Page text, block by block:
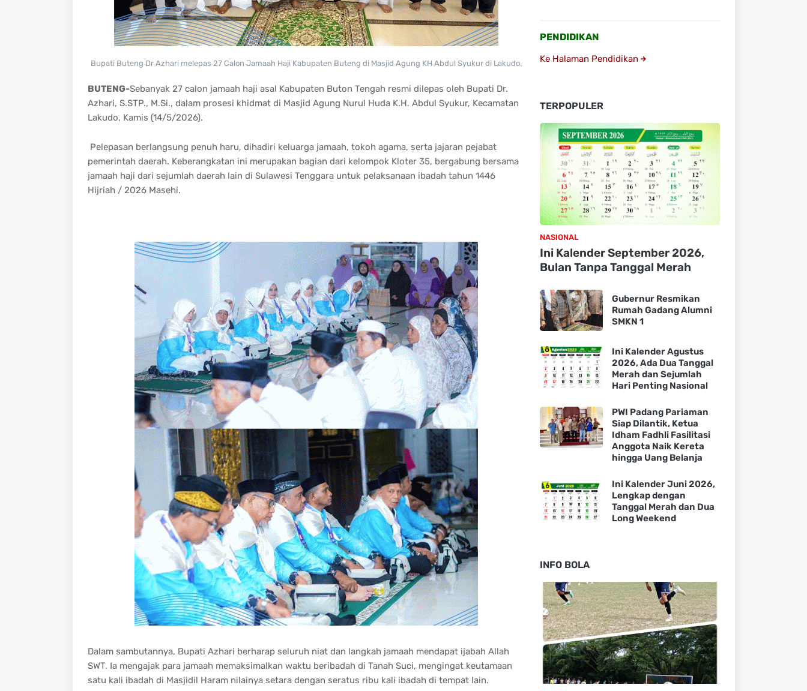
Bupati Buteng Dr Azhari melepas 27 Calon Jamaah Haji Kabupaten Buteng di Masjid Agung KH Abdul Syukur di Lakudo.
BUTENG-Sebanyak 27 calon jamaah haji asal Kabupaten Buton Tengah resmi dilepas oleh Bupati Dr.
Azhari, S.STP., M.Si., dalam prosesi khidmat di Masjid Agung Nurul Huda K.H. Abdul Syukur, Kecamatan
Lakudo, Kamis (14/5/2026).
Pelepasan berlangsung penuh haru, dihadiri keluarga jamaah, tokoh agama, serta jajaran pejabat
pemerintah daerah. Keberangkatan ini merupakan bagian dari kelompok Kloter 35, bergabung bersama
jamaah haji dari sejumlah daerah lain di Sulawesi Tenggara untuk pelaksanaan ibadah tahun 1446
Hijriah / 2026 Masehi.
Dalam sambutannya, Bupati Azhari berharap seluruh niat dan langkah jamaah mendapat ijabah Allah
SWT. Ia mengajak para jamaah memaksimalkan waktu beribadah di Tanah Suci, mengingat keutamaan
satu kali ibadah di Masjidil Haram nilainya setara dengan seratus ribu kali ibadah di tempat lain.
PENDIDIKAN
Ke Halaman Pendidikan
TERPOPULER
NASIONAL
Ini Kalender September 2026,
Bulan Tanpa Tanggal Merah
Gubernur Resmikan
Rumah Gadang Alumni
SMKN 1
Ini Kalender Agustus
2026, Ada Dua Tanggal
Merah dan Sejumlah
Hari Penting Nasional
PWI Padang Pariaman
Siap Dilantik, Ketua
Idham Fadhli Fasilitasi
Anggota Naik Kereta
hingga Uang Belanja
Ini Kalender Juni 2026,
Lengkap dengan
Tanggal Merah dan Dua
Long Weekend
INFO BOLA